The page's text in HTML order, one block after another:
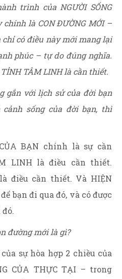
trình của NGƯỜI SỐNG
chính là CON ĐƯỜNG MỚI –
có điều này mới mang lại
phúc – tự do đúng nghĩa.
TÂM LINH là cần thiết.
gắn với lịch sử của đời bạn
sống của đời bạn, thì
BẠN chính là sự cần
LINH là điều cần thiết.
điều cần thiết. Và HIỆN
bạn đi qua đó, và có được
đường mới là gì?
sự hòa hợp 2 chiều của
CỦA THỰC TẠI – trong